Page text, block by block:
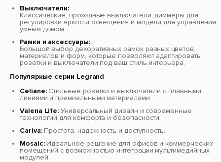
Выключатели:
Классические, проходные выключатели, диммеры для
регулировки яркости освещения и модели для управления
умным домом.
Рамки и аксессуары:
Большой выбор декоративных рамок разных цветов,
материалов и форм, которые позволяют адаптировать
розетки и выключатели под ваш стиль интерьера.
Популярные серии Legrand
Celiane:Стильные розетки и выключатели с плавными
линиями и премиальными материалами.
Valena Life: Универсальный дизайн и современные
технологии для комфорта и безопасности.
Cariva:Простота, надежность и доступность.
Mosaic:Идеальное решение для офисов и коммерческих
помещений с возможностью интеграции мультимедийных
модулей.